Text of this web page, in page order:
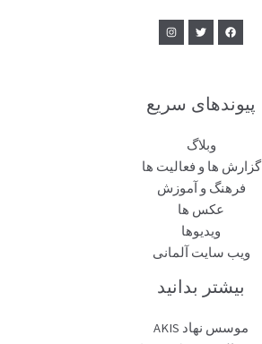
پیوندهای سریع
وبلاگ
گزارش ها و فعالیت ها
فرهنگ و آموزش
عکس ها
ویدیوها
ویب سایت آلمانی
بیشتر بدانید
موسس نهاد AKIS